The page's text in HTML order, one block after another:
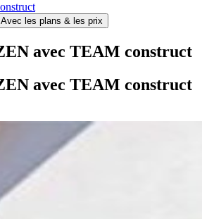
Avec les plans & les prix
avec TEAM construct
avec TEAM construct